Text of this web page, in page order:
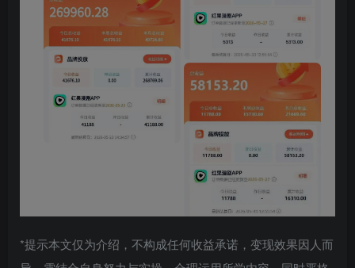
*提示本文仅为介绍，不构成任何收益承诺，变现效果因人而